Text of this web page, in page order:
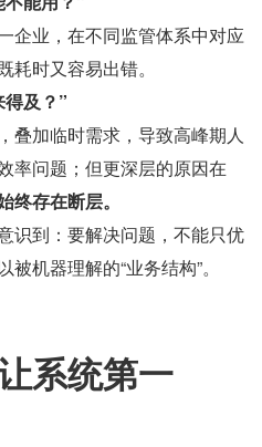
企业，在不同监管体系中对应
时又容易出错。
及？”
叠加临时需求，导致高峰期人
率问题；但更深层的原因在
终存在断层。
识到：要解决问题，不能只优
机器理解的“业务结构”。
系统第一